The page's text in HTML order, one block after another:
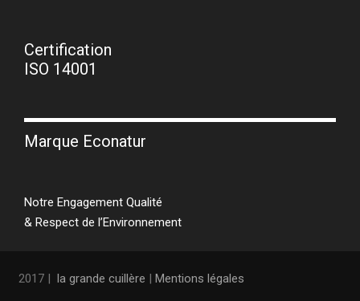
Certification
ISO 14001
Marque Econatur
Notre Engagement Qualité
& Respect de l’Environnement
2017 | la grande cuillère | Mentions légales